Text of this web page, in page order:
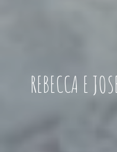
REBECCA E